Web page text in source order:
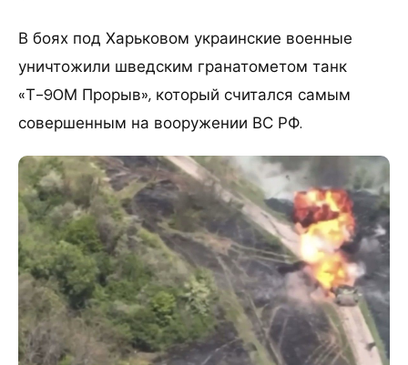
В боях под Харьковом украинские военные
уничтожили шведским гранатометом танк
«Т-90М Прорыв», который считался самым
совершенным на вооружении ВС РФ.